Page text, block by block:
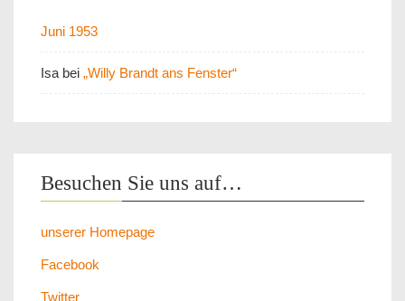
Juni 1953
Isabei „Willy Brandt ans Fenster“
Besuchen Sie uns auf…
unserer Homepage
Facebook
Twitter